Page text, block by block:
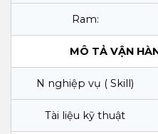
Ram:
MÔ TẢ VẬN
N nghiệp vụ ( Skill)
Tài liệu kỹ thuật